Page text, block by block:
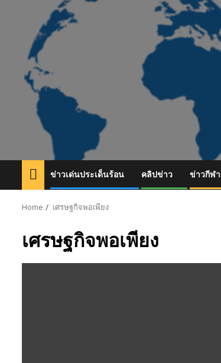
ข่าวเด่นประเด็นร้อน คลิปข่าว ข่าวกีฬา
Home เศรษฐกิจพอเพียง
เศรษฐกิจพอเพียง